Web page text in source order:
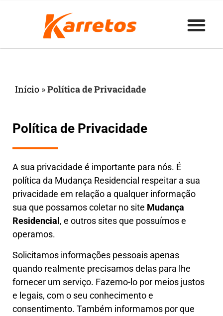
Início »Política de Privacidade
Política de Privacidade
A sua privacidade é importante para nós. É
política da Mudança Residencial respeitar a sua
privacidade em relação a qualquer informação
sua que possamos coletar no site Mudança
Residencial , e outros sites que possuímos e
operamos.
Solicitamos informações pessoais apenas
quando realmente precisamos delas para lhe
fornecer um serviço. Fazemo-lo por meios justos
e legais, com o seu conhecimento e
consentimento. Também informamos por que